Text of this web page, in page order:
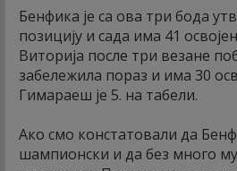
Бенфика је са ова три бода
позицију и сада има 41
Виторија после три везане
забележила пораз и има 30
Гимараеш је 5. на табели.
Ако смо констатовали да
шампионски и да без много